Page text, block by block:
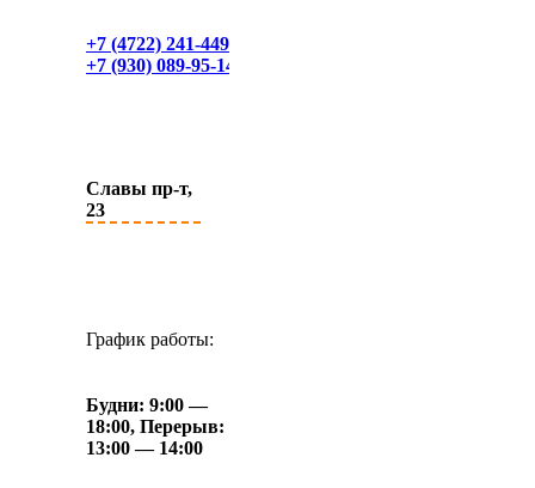
+7 (4722) 241-449
+7 (930) 089-95-14
Славы пр-т,
23
График работы:
Будни: 9:00 —
18:00, Перерыв:
13:00 — 14:00